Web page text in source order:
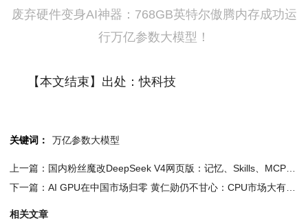
废弃硬件变身AI神器：768GB英特尔傲腾内存成功运
行万亿参数大模型！
【本文结束】出处：快科技
关键词： 万亿参数大模型
上一篇：国内粉丝魔改DeepSeek V4网页版：记忆、Skills、MCP等功能补齐了
下一篇：AI GPU在中国市场归零 黄仁勋仍不甘心：CPU市场大有可为
相关文章